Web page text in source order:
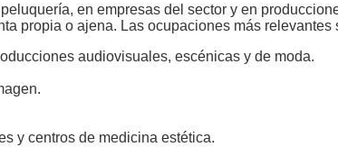
en empresas del sector y en
propia o ajena. Las ocupaciones más relevantes
audiovisuales, escénicas y de moda.
y centros de medicina estética.